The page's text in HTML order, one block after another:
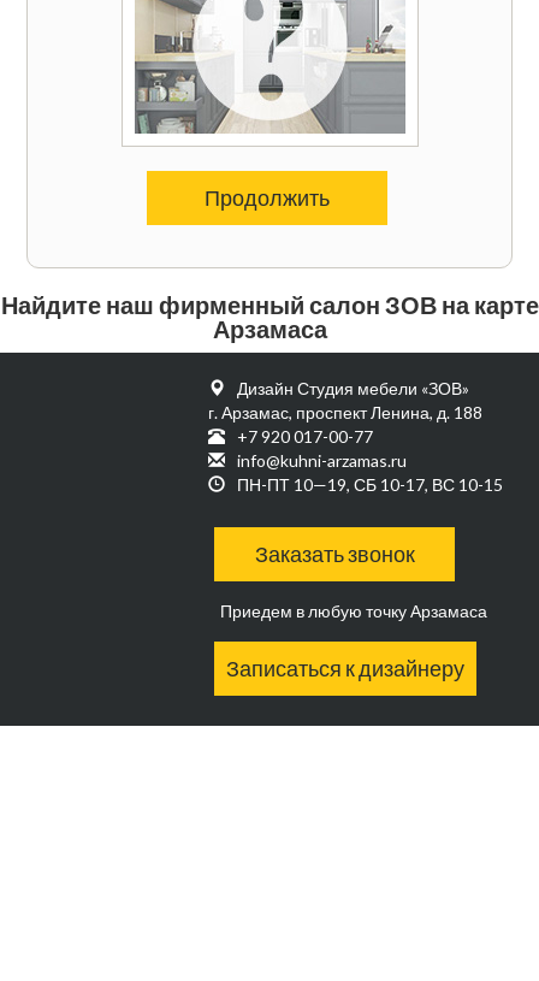
Продолжить
Найдите наш фирменный салон ЗОВ на карте
Арзамаса
Дизайн Студия мебели «ЗОВ»
г. Арзамас, проспект Ленина, д. 188
+7 920 017-00-77
info@kuhni-arzamas.ru
ПН-ПТ 10—19, СБ 10-17, ВС 10-15
Заказать звонок
Приедем в любую точку Арзамаса
Записаться к дизайнеру